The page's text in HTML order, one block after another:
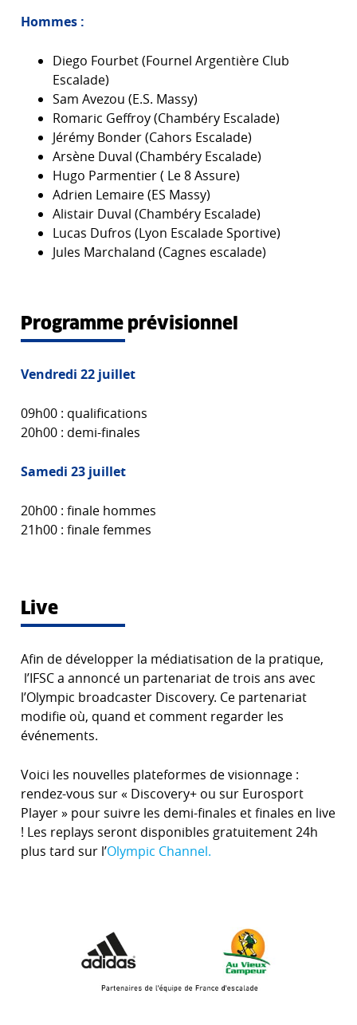
Hommes :
Diego Fourbet (Fournel Argentière Club
Escalade)
Sam Avezou (E.S. Massy)
Romaric Geffroy (Chambéry Escalade)
Jérémy Bonder (Cahors Escalade)
Arsène Duval (Chambéry Escalade)
Hugo Parmentier ( Le 8 Assure)
Adrien Lemaire (ES Massy)
Alistair Duval (Chambéry Escalade)
Lucas Dufros (Lyon Escalade Sportive)
Jules Marchaland (Cagnes escalade)
Programme prévisionnel
Vendredi 22 juillet
09h00 : qualifications
20h00 : demi-finales
Samedi 23 juillet
20h00 : finale hommes
21h00 : finale femmes
Live
Afin de développer la médiatisation de la pratique,
l’IFSC a annoncé un partenariat de trois ans avec
l’Olympic broadcaster Discovery. Ce partenariat
modifie où, quand et comment regarder les
événements.
Voici les nouvelles plateformes de visionnage :
rendez-vous sur « Discovery+ ou sur Eurosport
Player » pour suivre les demi-finales et finales en live
! Les replays seront disponibles gratuitement 24h
plus tard sur l’Olympic Channel.